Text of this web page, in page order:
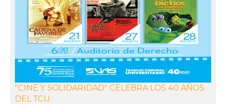
"CINE Y SOLIDARIDAD" CELEBRA LOS 40 AÑOS
DEL TCU